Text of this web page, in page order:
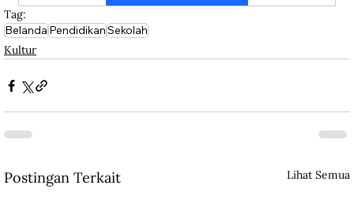
Tag:
BelandaPendidikanSekolah
Kultur
Postingan Terkait Lihat Semua